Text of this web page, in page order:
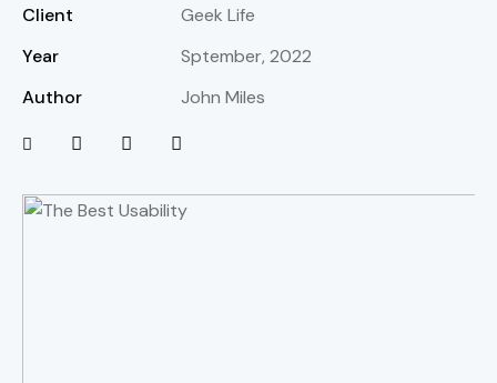
Client
Geek Life
Year
Sptember, 2022
Author
John Miles